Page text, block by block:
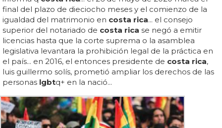
final del plazo de dieciocho meses y el comienzo de la
igualdad del matrimonio en costa rica... el consejo
superior del notariado de costa rica se negó a emitir
licencias hasta que la corte suprema o la asamblea
legislativa levantara la prohibición legal de la práctica en
el país... en 2016, el entonces presidente de costa rica,
luis guillermo solís, prometió ampliar los derechos de las
personas lgbtq+ en la nació...